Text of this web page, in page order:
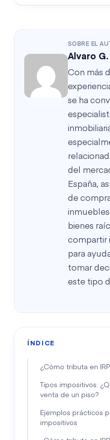
SOBRE EL
Alvaro G.
Con más
se ha
del
España,
de
bienes
compartir
para
tomar
este tipo
ÍNDICE
¿Cómo tributa en
Tipos impositivos:
venta de un piso?
Ejemplos prácticos
impositivos